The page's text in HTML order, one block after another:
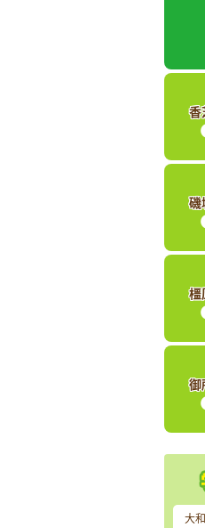
香
磯
橿
御
大